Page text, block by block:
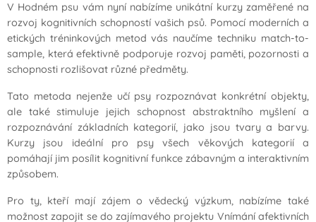
V Hodném psu vám nyní nabízíme unikátní kurzy zaměřené na
rozvoj kognitivních schopností vašich psů. Pomocí moderních a
etických tréninkových metod vás naučíme techniku match-to-
sample, která efektivně podporuje rozvoj paměti, pozornosti a
schopnosti rozlišovat různé předměty.
Tato metoda nejenže učí psy rozpoznávat konkrétní objekty,
ale také stimuluje jejich schopnost abstraktního myšlení a
rozpoznávání základních kategorií, jako jsou tvary a barvy.
Kurzy jsou ideální pro psy všech věkových kategorií a
pomáhají jim posílit kognitivní funkce zábavným a interaktivním
způsobem.
Pro ty, kteří mají zájem o vědecký výzkum, nabízíme také
možnost zapojit se do zajímavého projektu Vnímání afektivních